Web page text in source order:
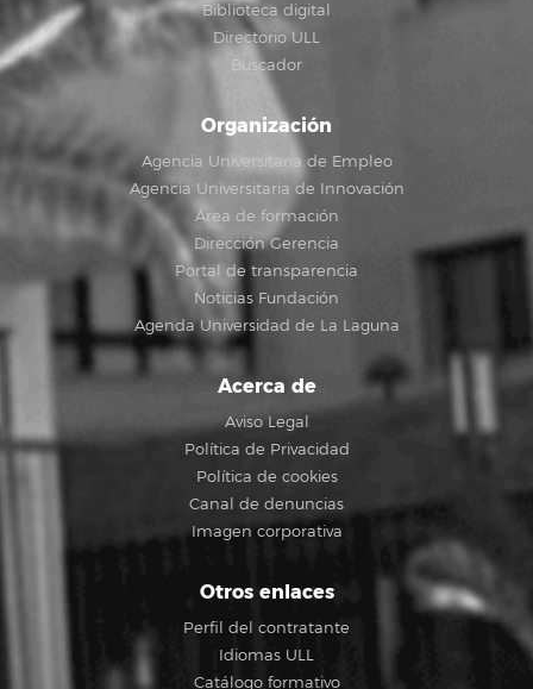
Biblioteca digital
Directorio ULL
Buscador
Organización
Agencia Universitaria de Empleo
Agencia Universitaria de Innovación
Área de formación
Dirección Gerencia
Portal de transparencia
Noticias Fundación
Agenda Universidad de La Laguna
Acerca de
Aviso Legal
Política de Privacidad
Política de cookies
Canal de denuncias
Imagen corporativa
Otros enlaces
Perfil del contratante
Idiomas ULL
Catálogo formativo